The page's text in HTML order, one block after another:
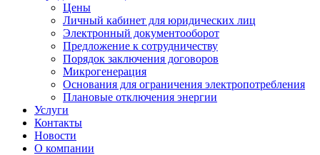
Цены
Личный кабинет для юридических лиц
Электронный документооборот
Предложение к сотрудничеству
Порядок заключения договоров
Микрогенерация
Основания для ограничения электропотребления
Плановые отключения энергии
Услуги
Контакты
Новости
О компании